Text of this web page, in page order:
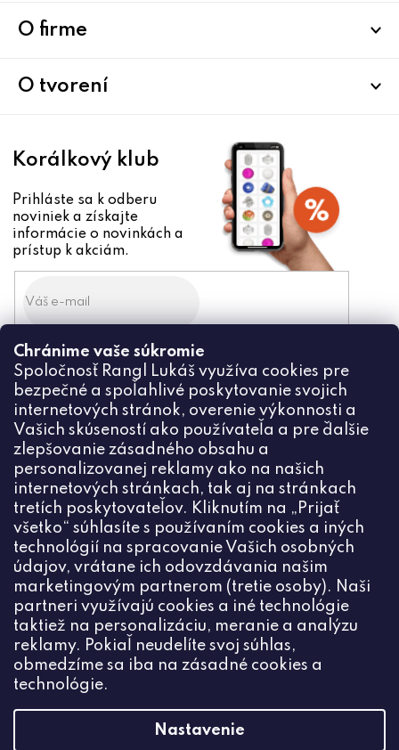
Chránime vaše súkromie
Spoločnosť Rangl Lukáš využíva cookies pre
bezpečné a spoľahlivé poskytovanie svojich
internetových stránok, overenie výkonnosti a
Vašich skúseností ako používateľa a pre ďalšie
zlepšovanie zásadného obsahu a
personalizovanej reklamy ako na našich
internetových stránkach, tak aj na stránkach
tretích poskytovateľov. Kliknutím na „Prijať
všetko“ súhlasíte s používaním cookies a iných
technológií na spracovanie Vašich osobných
údajov, vrátane ich odovzdávania našim
marketingovým partnerom (tretie osoby). Naši
partneri využívajú cookies a iné technológie
taktiež na personalizáciu, meranie a analýzu
reklamy. Pokiaľ neudelíte svoj súhlas,
obmedzíme sa iba na zásadné cookies a
technológie.
Nastavenie
O firme
O tvorení
Korálkový klub
Prihláste sa k odberu
noviniek a získajte
informácie o novinkách a
prístup k akciám.
Odoslaním súhlasíte zo
spracovaním osobných údajov
PRIHLÁSIŤ
Kontakt
info @ceske-koralky.sk
+420774444191